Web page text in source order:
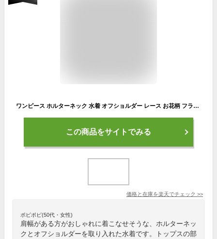
ワンピース ホルターネック 水着 オフショルダー レース お花柄 フラワー バックシャン 背中開き フリフリ フリル スカート 体型カバー セクシー MLXL2XL
この商品をサイトでみる
価格と在庫を楽天でチェック >>
ポピポピ(50代・女性)
肩幅がある方がおしゃれに着こなせそうな、ホルターネッ
クとオフショルダーを取り入れた水着です。トップスの部